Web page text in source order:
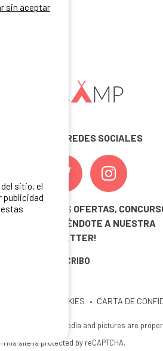
EN LAS REDES SOCIALES
NUESTRAS OFERTAS,
INSCRIBIÉNDOTE A NUESTRA
NEWSLETTER!
ME INSCRIBO
COOKIES CARTA DE
reserved. All media and pictures are
This site is protected by reCAPTCHA.
sin aceptar
sitio, el
publicidad